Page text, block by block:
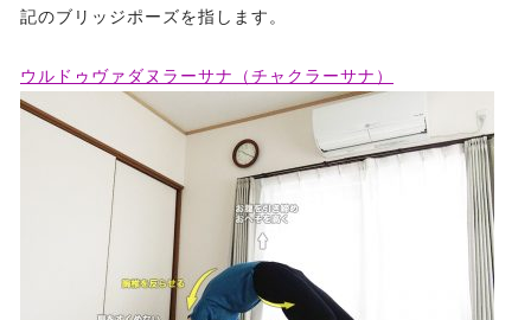
記のブリッジポーズを指します。
ウルドゥヴァダヌラーサナ（チャクラーサナ）